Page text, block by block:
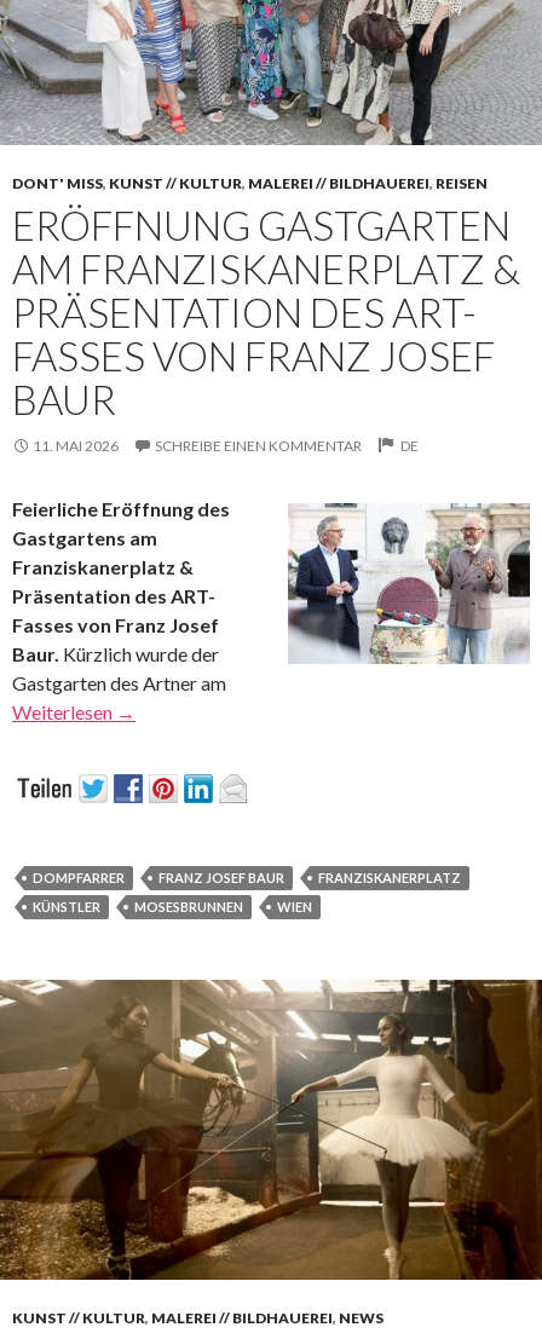
DONT' MISS, KUNST // KULTUR, MALEREI // BILDHAUEREI, REISEN
ERÖFFNUNG GASTGARTEN
AM FRANZISKANERPLATZ &
PRÄSENTATION DES ART-
FASSES VON FRANZ JOSEF
BAUR
11. MAI 2026 SCHREIBE EINEN KOMMENTAR DE
Feierliche Eröffnung des
Gastgartens am
Franziskanerplatz &
Präsentation des ART-
Fasses von Franz Josef
Baur. Kürzlich wurde der
Gastgarten des Artner am
Weiterlesen →
DOMPFARRER FRANZ JOSEF BAUR
FRANZISKANERPLATZ
KÜNSTLER
MOSESBRUNNEN WIEN
KUNST // KULTUR, MALEREI // BILDHAUEREI, NEWS